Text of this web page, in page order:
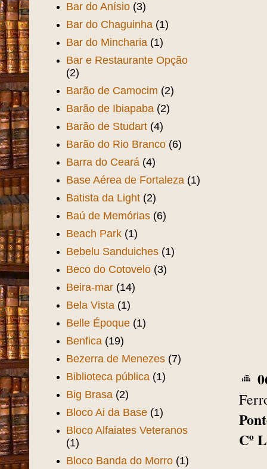
Cº
Bar do Anísio (3)
Bar do Chaguinha (1)
Bar do Mincharia (1)
Bar e Restaurante Opção
(2)
Barão de Camocim (2)
Barão de Ibiapaba (2)
Barão de Studart (4)
Barão do Rio Branco (6)
Barra do Ceará (4)
Base Aérea de Fortaleza (1)
Batista da Light (2)
Baú de Memórias (6)
Beach Park (1)
Bebelu Sanduiches (1)
Beco do Cotovelo (3)
Beira-mar (14)
Bela Vista (1)
Belle Époque (1)
Benfica (19)
Bezerra de Menezes (7)
Biblioteca pública (1)
Big Brasa (2)
Bloco Ai da Base (1)
Bloco Alfaiates Veteranos
(1)
Bloco Banda do Morro (1)